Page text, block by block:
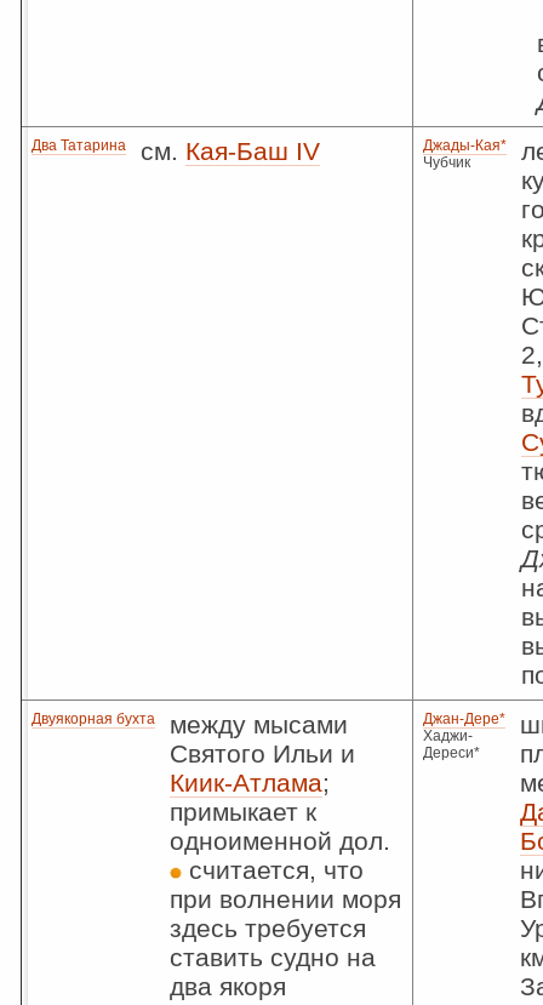
Два Татарина см. Кая-Баш IV
Джады-Кая*
Чубчик
Ю
Двуякорная бухта
между мысами
Святого Ильи и
Киик-Атлама;
примыкает к
одноименной дол.
считается, что
при волнении моря
здесь требуется
ставить судно на
два якоря
Джан-Дере*
Хаджи-
Дереси*